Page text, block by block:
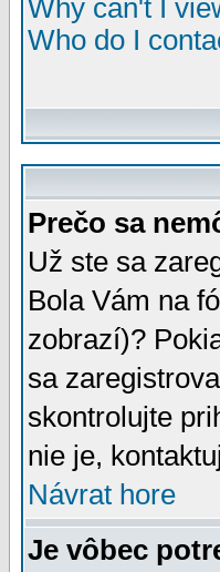
Why can't I
Who do I
Prečo sa
Už ste sa
Bola Vám na
zobrazí)?
sa
skontrolujte
nie je,
Návrat hore
Je vôbec